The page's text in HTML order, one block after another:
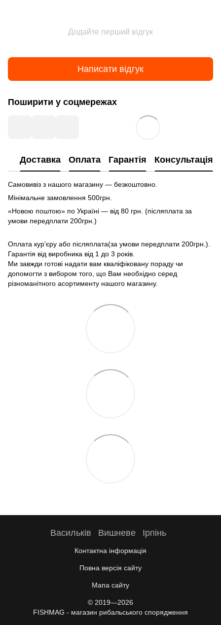
Додайте перший відгук
Написати відгук
Поширити у соцмережах
Доставка Оплата Гарантія Консультація
Самовивіз з нашого магазину — безкоштовно.
Мінімальне замовлення 500грн.
«Новою поштою» по Україні — від 80 грн. (післяплата за
умови передплати 200грн.)
Оплата кур'єру або післяплата(за умови передплати 200грн.).
Гарантія від виробника від 1 до 3 років.
Ми завжди готові надати вам кваліфіковану пораду чи
допомогти з вибором того, що Вам необхідно серед
різноманітного асортименту нашого магазину.
Васильків Вишневе Ірпінь
Контактна інформація
Повна версія сайту
Мапа сайту
© 2019—2026
FISHMAG - магазин рибальського спорядження